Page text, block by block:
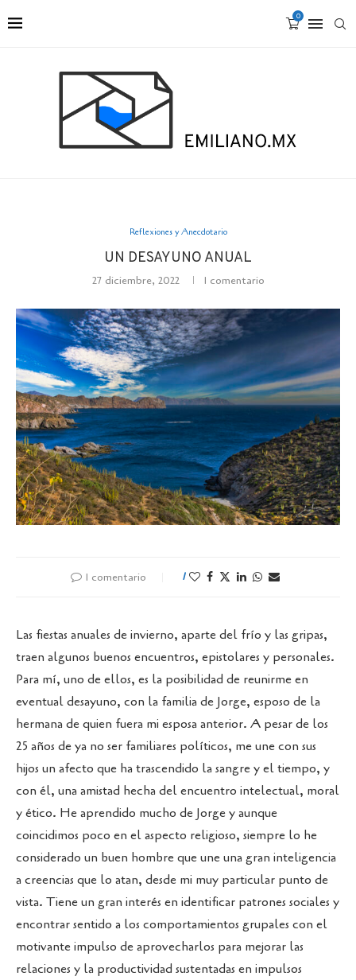
0
Reflexiones y Anecdotario
UN DESAYUNO ANUAL
27 diciembre, 2022 1 comentario
1 comentario 1
Las fiestas anuales de invierno, aparte del frío y las gripas,
traen algunos buenos encuentros, epistolares y personales.
Para mí, uno de ellos, es la posibilidad de reunirme en
eventual desayuno, con la familia de Jorge, esposo de la
hermana de quien fuera mi esposa anterior. A pesar de los
25 años de ya no ser familiares políticos, me une con sus
hijos un afecto que ha trascendido la sangre y el tiempo, y
con él, una amistad hecha del encuentro intelectual, moral
y ético. He aprendido mucho de Jorge y aunque
coincidimos poco en el aspecto religioso, siempre lo he
considerado un buen hombre que une una gran inteligencia
a creencias que lo atan, desde mi muy particular punto de
vista. Tiene un gran interés en identificar patrones sociales y
encontrar sentido a los comportamientos grupales con el
motivante impulso de aprovecharlos para mejorar las
relaciones y la productividad sustentadas en impulsos